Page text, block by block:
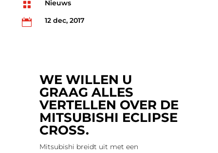
 Nieuws
 12 dec, 2017
WE WILLEN U
GRAAG ALLES
VERTELLEN OVER DE
MITSUBISHI ECLIPSE
CROSS.
Mitsubishi breidt uit met een